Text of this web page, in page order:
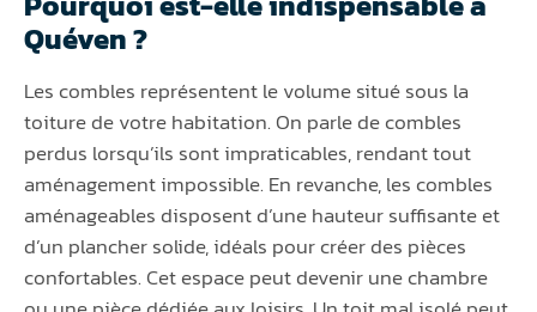
Quéven ?
Les combles représentent le volume situé sous la
toiture de votre habitation. On parle de combles
perdus lorsqu’ils sont impraticables, rendant tout
aménagement impossible. En revanche, les combles
aménageables disposent d’une hauteur suffisante et
d’un plancher solide, idéals pour créer des pièces
confortables. Cet espace peut devenir une chambre